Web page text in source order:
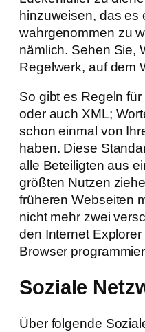
hinzuweisen, das es
wahrgenommen zu
nämlich. Sehen Sie,
Regelwerk, auf dem
So gibt es Regeln
oder auch XML;
schon einmal von
haben. Diese
alle Beteiligten aus
größten Nutzen
früheren Webseiten
nicht mehr zwei
den Internet
Browser
Soziale
Über folgende